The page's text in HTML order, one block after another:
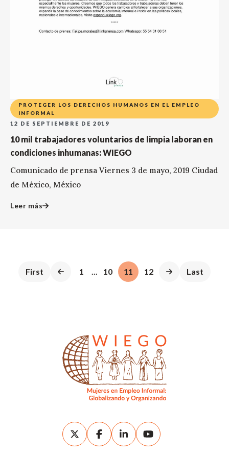
PROTEGER LOS DERECHOS HUMANOS EN EL EMPLEO
INFORMAL
12 DE SEPTIEMBRE DE 2019
10 mil trabajadores voluntarios de limpia laboran en
condiciones inhumanas: WIEGO
Comunicado de prensa Viernes 3 de mayo, 2019 Ciudad
de México, México
Leer más
First 1 ... 10 11 12 Last